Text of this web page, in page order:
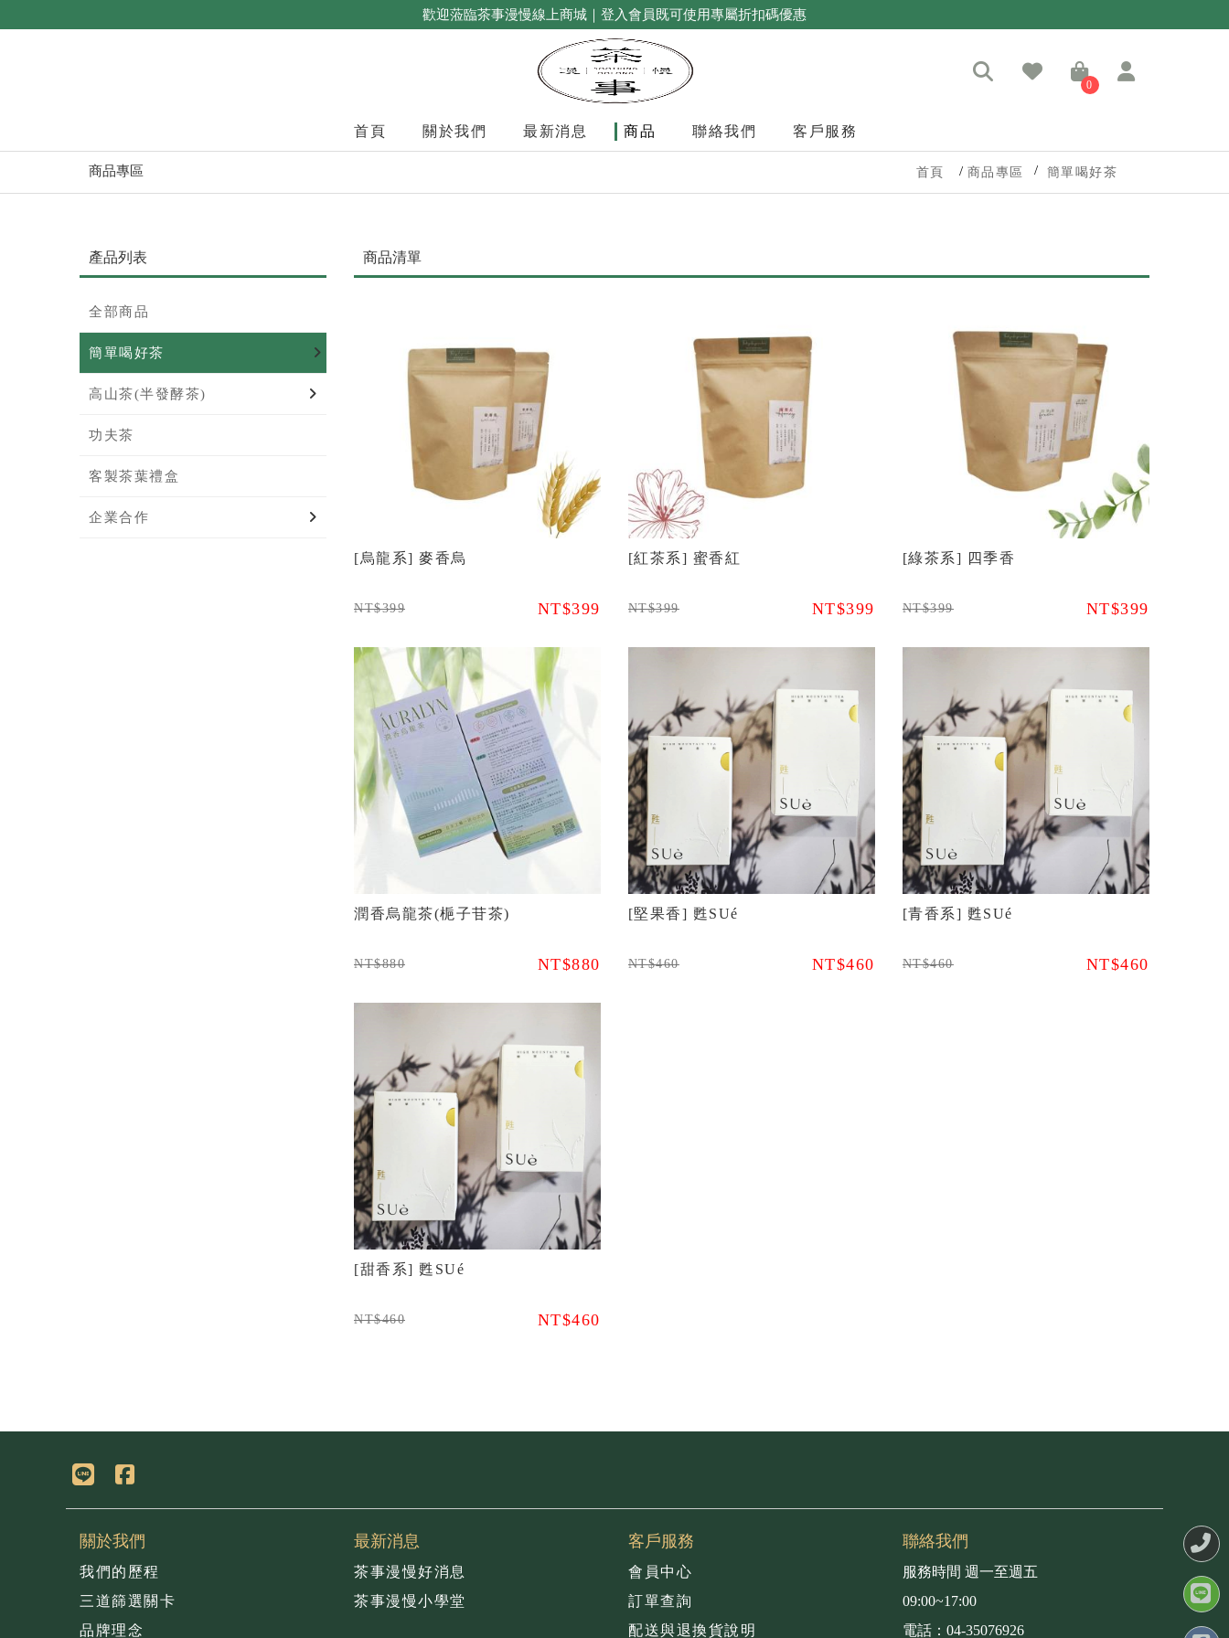
歡迎蒞臨茶事漫慢線上商城｜登入會員既可使用專屬折扣碼優惠
0
首頁 關於我們 最新消息 商品 聯絡我們 客戶服務
商品專區 首頁 商品專區 簡單喝好茶
產品列表
全部商品
簡單喝好茶
高山茶(半發酵茶)
功夫茶
客製茶葉禮盒
企業合作
商品清單
[烏龍系] 麥香烏
NT$399 NT$399
[紅茶系] 蜜香紅
NT$399 NT$399
[綠茶系] 四季香
NT$399 NT$399
潤香烏龍茶(梔子苷茶)
NT$880 NT$880
[堅果香] 甦SUé
NT$460 NT$460
[青香系] 甦SUé
NT$460 NT$460
[甜香系] 甦SUé
NT$460 NT$460
關於我們
我們的歷程
三道篩選關卡
品牌理念
最新消息
茶事漫慢好消息
茶事漫慢小學堂
客戶服務
會員中心
訂單查詢
配送與退換貨說明
聯絡我們
服務時間 週一至週五
09:00~17:00
電話：04-35076926